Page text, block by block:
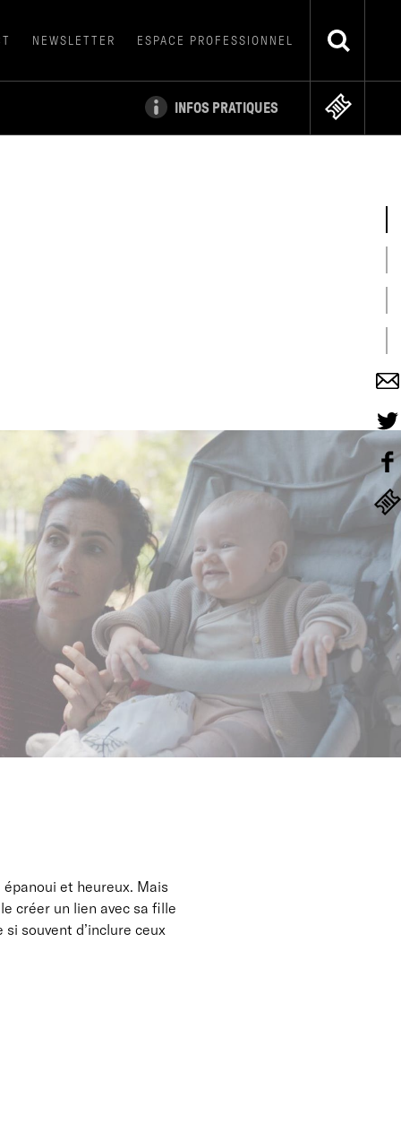
INFOS PRATIQUES
NEWSLETTER ESPACE PROFESSIONNEL
et heureux. Mais
créer un lien avec sa fille
souvent d’inclure ceux